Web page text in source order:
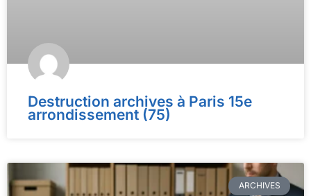
Destruction archives à Paris 15e
arrondissement (75)
ARCHIVES